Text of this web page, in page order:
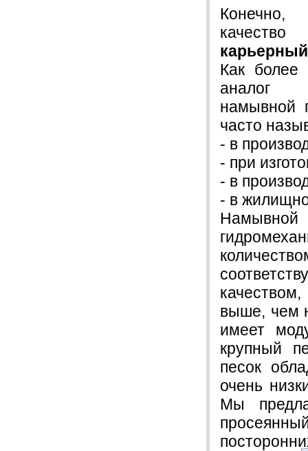
Как более
аналог
намывной
часто
- в
- при
- в
- в
выше, чем
имеет
крупный
песок
очень
Мы